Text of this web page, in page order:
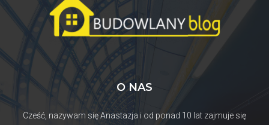
O NAS
Cześć, nazywam się Anastazja i od ponad 10 lat zajmuje się